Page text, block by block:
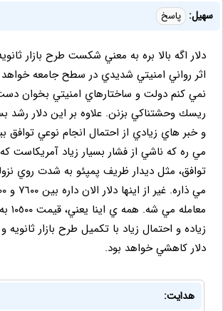
سهيل: پاسخ
دلار اگه بالا بره به معني شكست طرح بازار
اثر رواني امنيتي شديدي در سطح جامعه
نمي كنم دولت و ساختارهاي امنيتي بخوان
ريسك وحشتناكي بزنن. علاوه بر اين دلار رشد
و خبر هاي زيادي از احتمال انجام نوعي توافق
مي ره كه ناشي از فشار بسيار زياد آمريكاست
توافق، مثل ديدار ظريف پمپئو به شدت روي
زياده و احتمال زياد با تكميل طرح بازار
دلار كاهشي خواهد بود.
هدایت: